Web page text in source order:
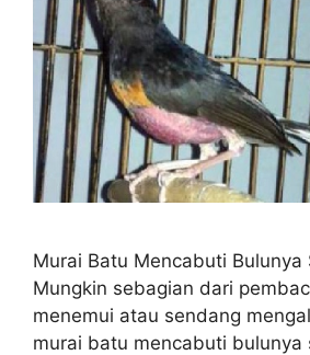
Murai Batu Mencabuti Bulunya
Mungkin sebagian dari
menemui atau sendang
murai batu mencabuti